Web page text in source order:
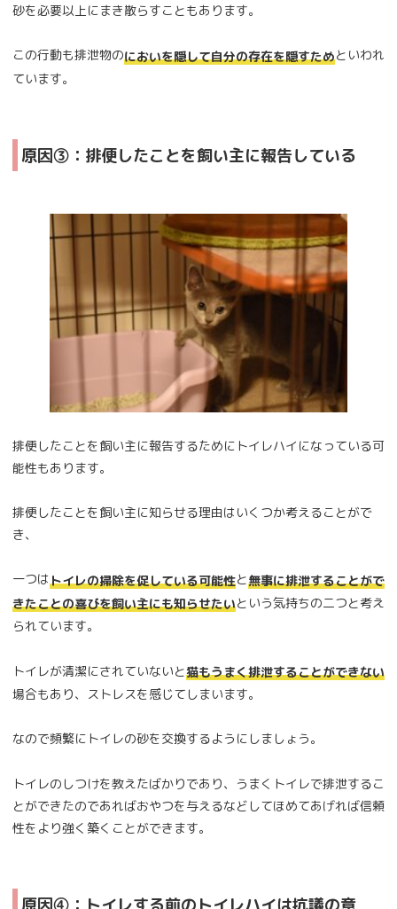
砂を必要以上にまき散らすこともあります。
この行動も排泄物のにおいを隠して自分の存在を隠すためといわれ
ています。
原因③：排便したことを飼い主に報告している
排便したことを飼い主に報告するためにトイレハイになっている可
能性もあります。
排便したことを飼い主に知らせる理由はいくつか考えることがで
き、
一つはトイレの掃除を促している可能性と無事に排泄することがで
きたことの喜びを飼い主にも知らせたいという気持ちの二つと考え
られています。
トイレが清潔にされていないと猫もうまく排泄することができない
場合もあり、ストレスを感じてしまいます。
なので頻繁にトイレの砂を交換するようにしましょう。
トイレのしつけを教えたばかりであり、うまくトイレで排泄するこ
とができたのであればおやつを与えるなどしてほめてあげれば信頼
性をより強く築くことができます。
原因④：トイレする前のトイレハイは抗議の意